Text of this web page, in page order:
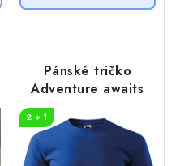
Pánské tričko
Adventure awaits
2 + 1